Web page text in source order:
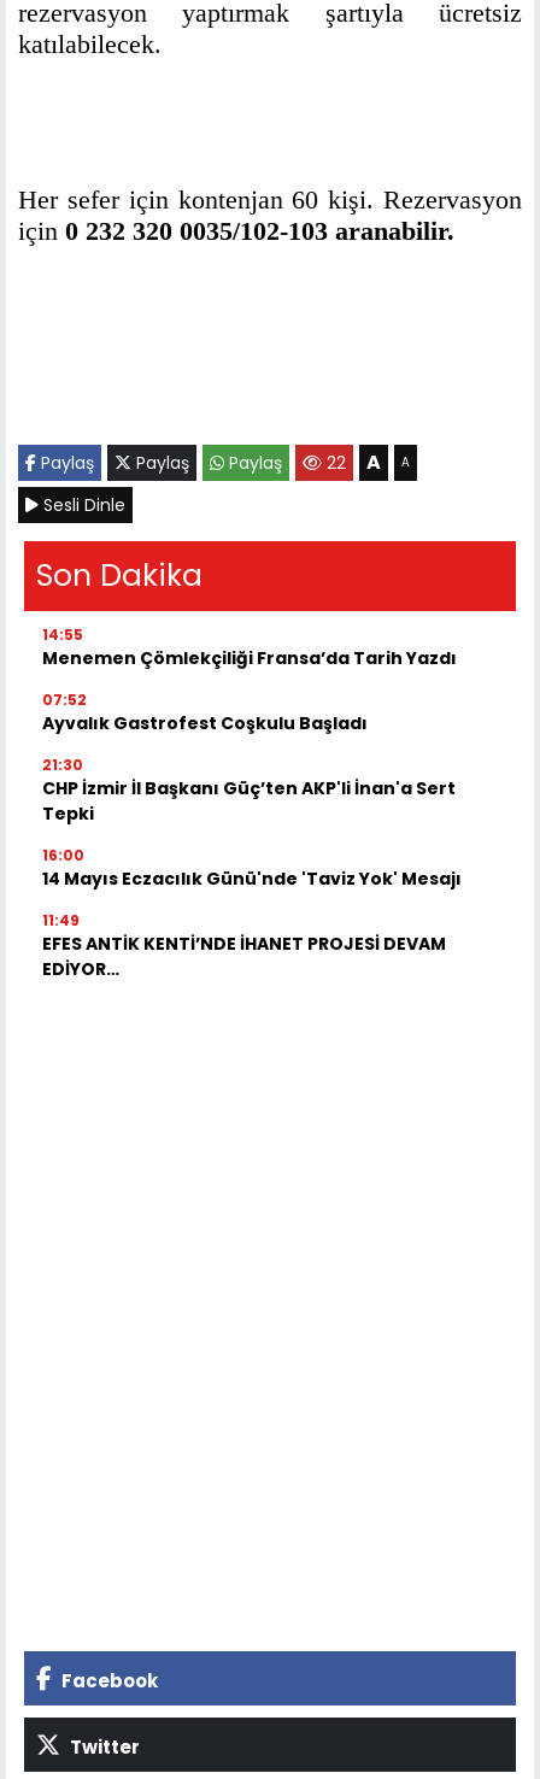
rezervasyon yaptırmak şartıyla ücretsiz
katılabilecek.
Her sefer için kontenjan 60 kişi. Rezervasyon
için 0 232 320 0035/102-103 aranabilir.
Paylaş Paylaş Paylaş 22 A A
Sesli Dinle
Son Dakika
14:55
Menemen Çömlekçiliği Fransa’da Tarih Yazdı
07:52
Ayvalık Gastrofest Coşkulu Başladı
21:30
CHP İzmir İl Başkanı Güç’ten AKP'li İnan'a Sert
Tepki
16:00
14 Mayıs Eczacılık Günü'nde 'Taviz Yok' Mesajı
11:49
EFES ANTİK KENTİ’NDE İHANET PROJESİ DEVAM
EDİYOR…
Facebook
Twitter